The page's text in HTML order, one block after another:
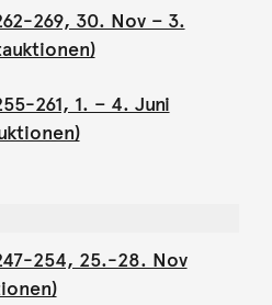
269, 30. Nov – 3.
261, 1. – 4. Juni
254, 25.-28. Nov